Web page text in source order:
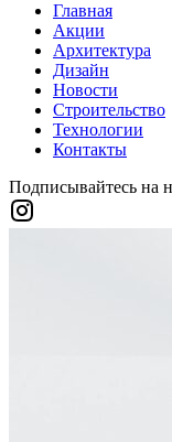
Главная
Акции
Архитектура
Дизайн
Новости
Строительство
Технологии
Контакты
Подписывайтесь на